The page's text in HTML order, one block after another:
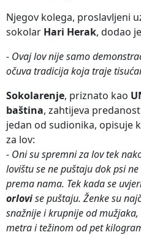
Njegov kolega, proslavljeni
sokolar Hari Herak, dodao
- Ovaj lov nije samo
očuva tradicija koja traje
Sokolarenje, priznato kao
baština, zahtijeva
jedan od sudionika, opisuje
za lov:
- Oni su spremni za lov tek
lovištu se ne puštaju dok psi
prema nama. Tek kada se
orlovise puštaju. Ženke su
snažnije i krupnije od
metra i težinom od pet